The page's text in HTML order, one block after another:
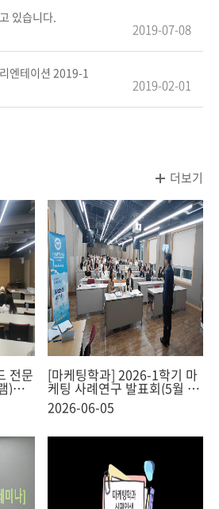
있습니다.
2019-07-08
엔테이션 2019-1
2019-02-01
더보기
전문
)
[마케팅학과] 2026-1학기 마
케팅 사례연구 발표회(5월 30
일, 졸업논문발표회)
2026-06-05